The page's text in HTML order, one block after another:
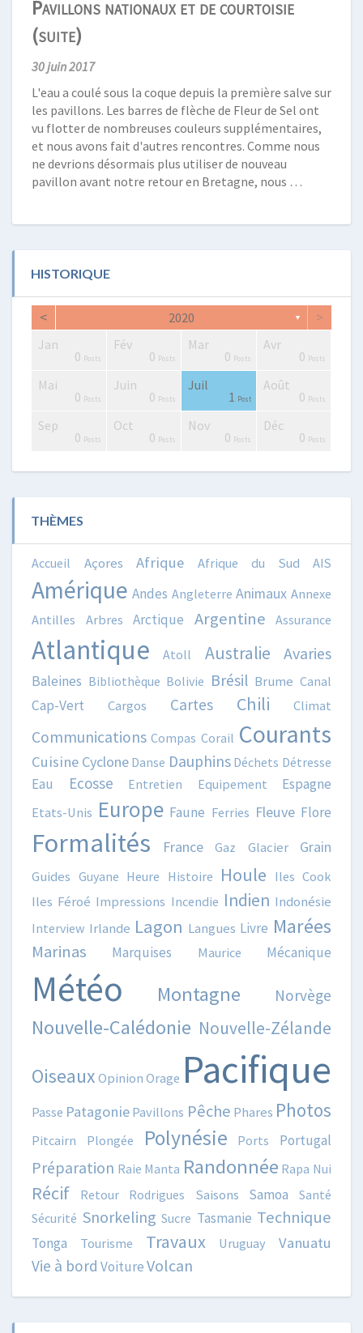
Pavillons nationaux et de courtoisie
(suite)
30 juin 2017
L'eau a coulé sous la coque depuis la première salve sur
les pavillons. Les barres de flèche de Fleur de Sel ont
vu flotter de nombreuses couleurs supplémentaires,
et nous avons fait d'autres rencontres. Comme nous
ne devrions désormais plus utiliser de nouveau
pavillon avant notre retour en Bretagne, nous …
HISTORIQUE
< 2020 ▼ >
Jan
0 Posts
Fév
0 Posts
Mar
0 Posts
Avr
0 Posts
Mai
0 Posts
Juin
0 Posts
Juil
1 Post
Août
0 Posts
Sep
0 Posts
Oct
0 Posts
Nov
0 Posts
Déc
0 Posts
THÈMES
Accueil Açores Afrique Afrique du Sud AIS
Amérique Andes Angleterre Animaux Annexe
Antilles
Arbres Arctique Argentine Assurance
Atlantique Atoll Australie Avaries
Baleines Bibliothèque Bolivie Brésil Brume Canal
Cap-Vert Cargos Cartes Chili Climat
Communications Compas Corail Courants
Cuisine Cyclone Danse Dauphins Déchets Détresse
Eau Ecosse Entretien Equipement Espagne
Etats-Unis Europe Faune Ferries Fleuve Flore
Formalités France Gaz Glacier Grain
Guides Guyane Heure Histoire Houle Iles Cook
Iles Féroé Impressions Incendie Indien Indonésie
Interview Irlande Lagon Langues Livre Marées
Marinas Marquises Maurice Mécanique
Météo Montagne Norvège
Nouvelle-Calédonie Nouvelle-Zélande
Oiseaux Opinion Orage Pacifique
Passe Patagonie Pavillons Pêche Phares Photos
Pitcairn Plongée Polynésie Ports Portugal
Préparation Raie Manta Randonnée Rapa Nui
Récif Retour Rodrigues Saisons Samoa
Santé
Sécurité Snorkeling Sucre Tasmanie Technique
Tonga Tourisme Travaux Uruguay Vanuatu
Vie à bord VoitureVolcan